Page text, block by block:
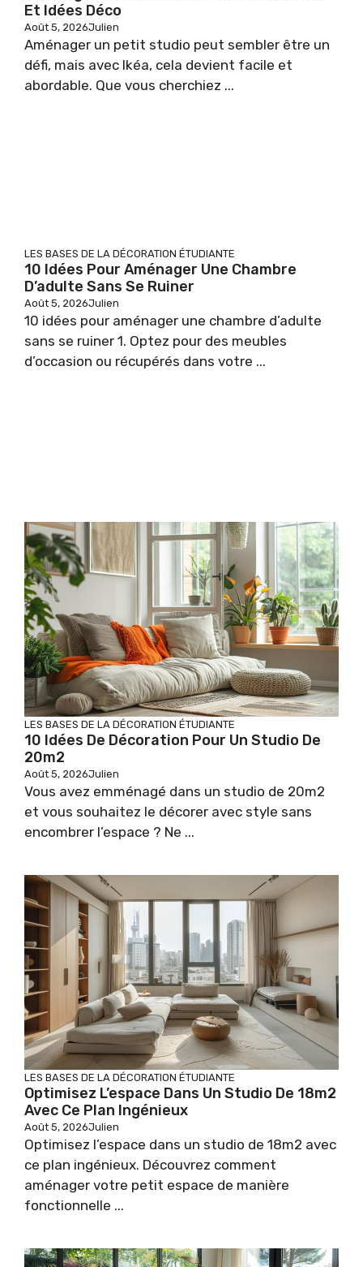
Et Idées Déco
Août 5, 2026Julien
Aménager un petit studio peut sembler être un
défi, mais avec Ikéa, cela devient facile et
abordable. Que vous cherchiez ...
LES BASES DE LA DÉCORATION ÉTUDIANTE
10 Idées Pour Aménager Une Chambre
D’adulte Sans Se Ruiner
Août 5, 2026Julien
10 idées pour aménager une chambre d’adulte
sans se ruiner 1. Optez pour des meubles
d’occasion ou récupérés dans votre ...
LES BASES DE LA DÉCORATION ÉTUDIANTE
10 Idées De Décoration Pour Un Studio De
20m2
Août 5, 2026Julien
Vous avez emménagé dans un studio de 20m2
et vous souhaitez le décorer avec style sans
encombrer l’espace ? Ne ...
LES BASES DE LA DÉCORATION ÉTUDIANTE
Optimisez L’espace Dans Un Studio De 18m2
Avec Ce Plan Ingénieux
Août 5, 2026Julien
Optimisez l’espace dans un studio de 18m2 avec
ce plan ingénieux. Découvrez comment
aménager votre petit espace de manière
fonctionnelle ...